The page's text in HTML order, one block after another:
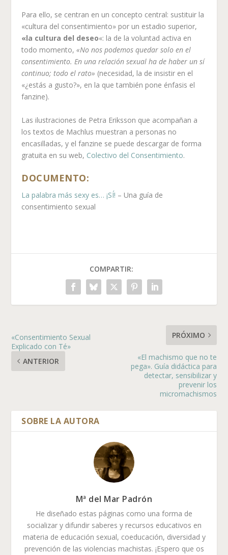
Para ello, se centran en un concepto central: sustituir la
«cultura del consentimiento» por un estadio superior,
«la cultura del deseo«: la de la voluntad activa en
todo momento,«No nos podemos quedar solo en el
consentimiento. En una relación sexual ha de haber un sí
continuo; todo el rato» (necesidad, la de insistir en el
«¿estás a gusto?», en la que también pone énfasis el
fanzine).
Las ilustraciones de Petra Eriksson que acompañan a
los textos de Machlus muestran a personas no
encasilladas, y el fanzine se puede descargar de forma
gratuita en su web, Colectivo del Consentimiento.
DOCUMENTO:
La palabra más sexy es… ¡SÍ! – Una guía de
consentimiento sexual
COMPARTIR:
«Consentimiento Sexual
Explicado con Té»
ANTERIOR
PRÓXIMO
«El machismo que no te
pega». Guía didáctica para
detectar, sensibilizar y
prevenir los
micromachismos
Mª del Mar Padrón
He diseñado estas páginas como una forma de
socializar y difundir saberes y recursos educativos en
materia de educación sexual, coeducación, diversidad y
prevención de las violencias machistas. ¡Espero que os